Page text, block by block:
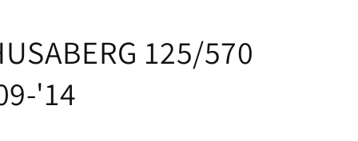
125/570
'14